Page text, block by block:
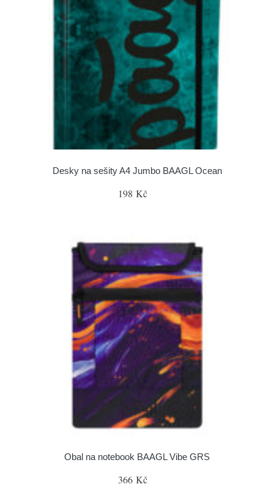
Desky na sešity A4 Jumbo BAAGL Ocean
198 Kč
Obal na notebook BAAGL Vibe GRS
366 Kč